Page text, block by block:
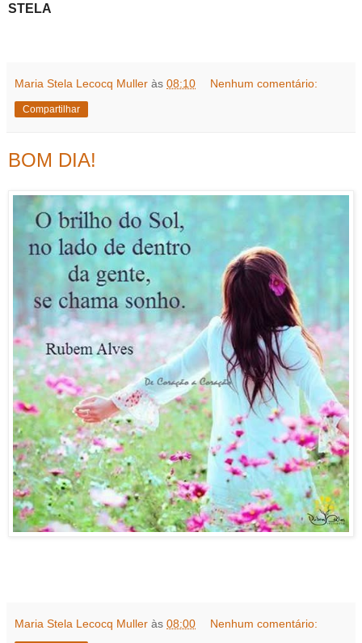
STELA
Maria Stela Lecocq Muller às 08:10 Nenhum comentário:
Compartilhar
BOM DIA!
Maria Stela Lecocq Muller às 08:00 Nenhum comentário: